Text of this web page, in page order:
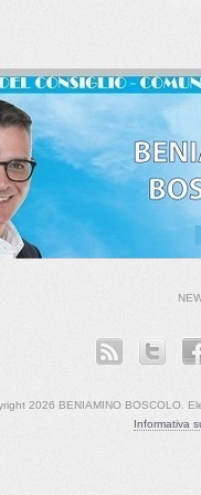
2026 BENIAMINO BOSCOLO.
Informativa